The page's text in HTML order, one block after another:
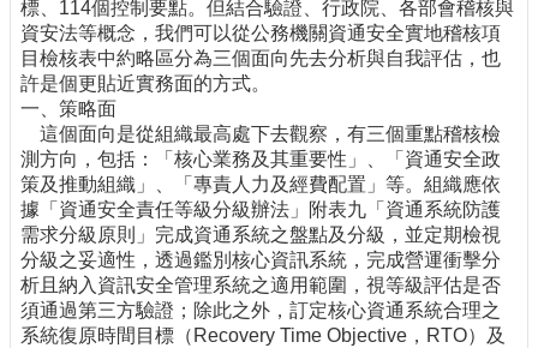
標、114個控制要點。但結合驗證、行政院、各部會稽核與
資安法等概念，我們可以從公務機關資通安全實地稽核項
目檢核表中約略區分為三個面向先去分析與自我評估，也
許是個更貼近實務面的方式。
一、策略面
這個面向是從組織最高處下去觀察，有三個重點稽核檢
測方向，包括：「核心業務及其重要性」、「資通安全政
策及推動組織」、「專責人力及經費配置」等。組織應依
據「資通安全責任等級分級辦法」附表九「資通系統防護
需求分級原則」完成資通系統之盤點及分級，並定期檢視
分級之妥適性，透過鑑別核心資訊系統，完成營運衝擊分
析且納入資訊安全管理系統之適用範圍，視等級評估是否
須通過第三方驗證；除此之外，訂定核心資通系統合理之
系統復原時間目標（Recovery Time Objective，RTO）及